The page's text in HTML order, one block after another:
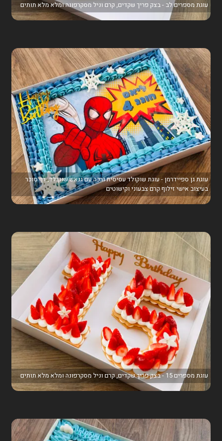
עוגת מספרים לב - בצק פריך שקדים, קרם וניל מסקרפונה ומלא מלא תותים
עוגת גן ספיידרמן - עוגת שוקולד עסיסית ורכה עם גנאש שוקולד, דף סוכר
בעיצוב אישי זילוף קרם צבעוני וקישוטים
עוגת מספרים 15 - בצק פריך שקדים, קרם וניל מסקרפונה ומלא מלא תותים